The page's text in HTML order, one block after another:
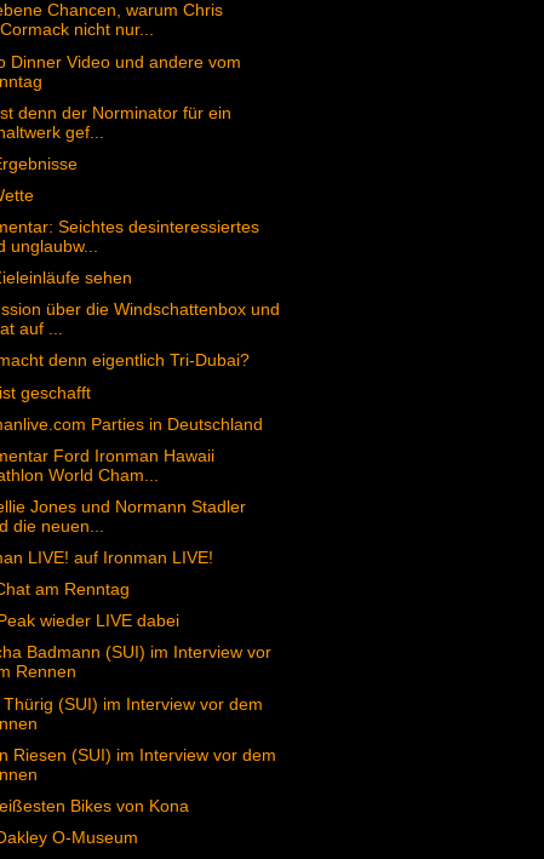
Chancen, warum Chris
nicht nur...
Dinner Video und andere vom
denn der Norminator für ein
gef...
Seichtes desinteressiertes
unglaubw...
sehen
über die Windschattenbox und
auf ...
denn eigentlich Tri-Dubai?
geschafft
Parties in Deutschland
Ford Ironman Hawaii
World Cham...
Jones und Normann Stadler
die neuen...
LIVE! auf Ironman LIVE!
am Renntag
wieder LIVE dabei
Badmann (SUI) im Interview vor
Rennen
Thürig (SUI) im Interview vor dem
Riesen (SUI) im Interview vor dem
Bikes von Kona
O-Museum